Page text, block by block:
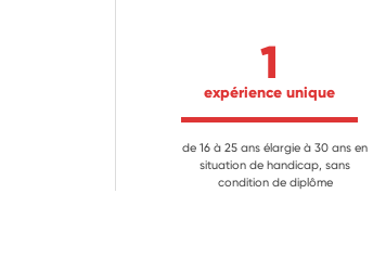
1
expérience unique
de 16 à 25 ans élargie à 30 ans en
situation de handicap, sans
condition de diplôme